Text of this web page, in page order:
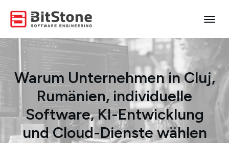
Warum Unternehmen in Cluj,
Rumänien, individuelle
Software, KI-Entwicklung
und Cloud-Dienste wählen